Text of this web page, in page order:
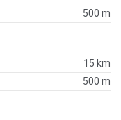
500 m
15 km
500 m